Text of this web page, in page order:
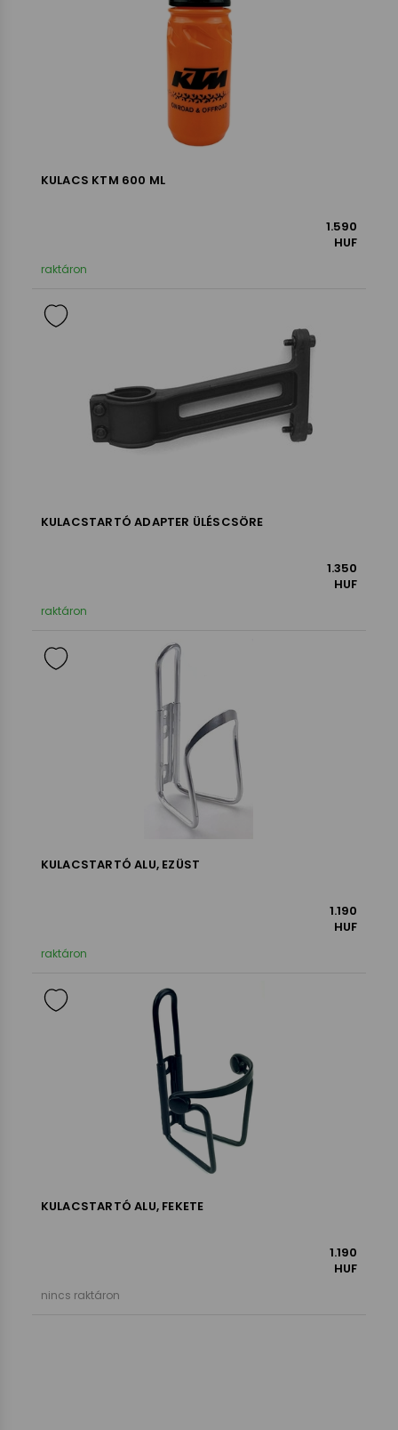
KULACS KTM 600 ML
1.590
HUF
raktáron
KULACSTARTÓ ADAPTER ÜLÉSCSÖRE
1.350
HUF
raktáron
KULACSTARTÓ ALU, EZÜST
1.190
HUF
raktáron
KULACSTARTÓ ALU, FEKETE
1.190
HUF
nincs raktáron